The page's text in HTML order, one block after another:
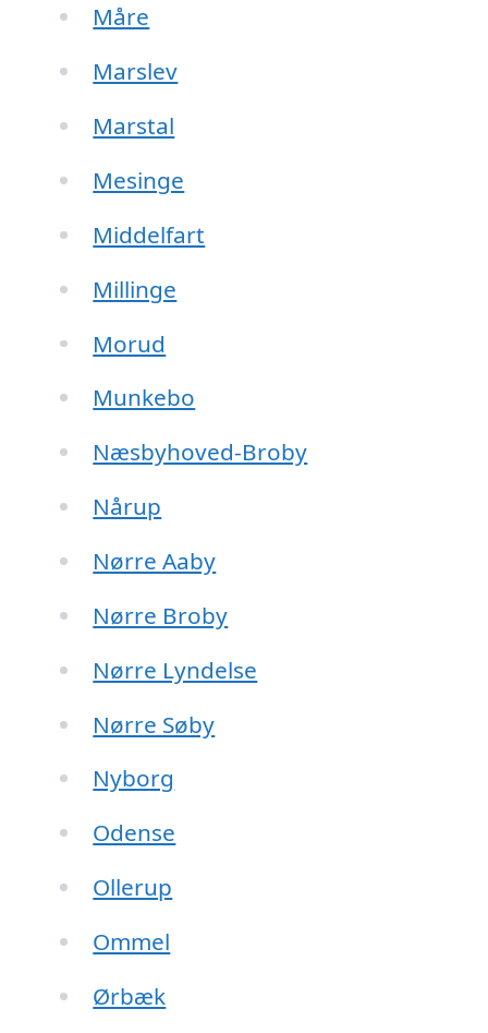
Måre
Marslev
Marstal
Mesinge
Middelfart
Millinge
Morud
Munkebo
Næsbyhoved-Broby
Nårup
Nørre Aaby
Nørre Broby
Nørre Lyndelse
Nørre Søby
Nyborg
Odense
Ollerup
Ommel
Ørbæk